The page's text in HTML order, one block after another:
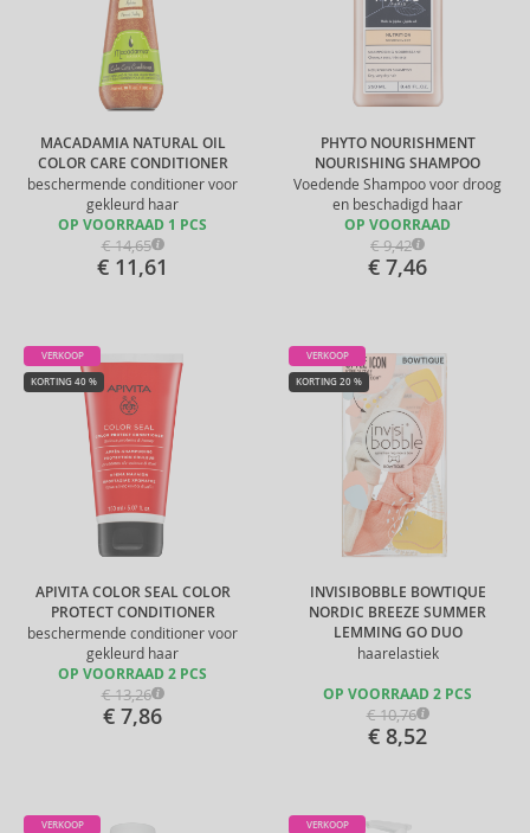
MACADAMIA NATURAL OIL
COLOR CARE CONDITIONER
beschermende conditioner voor
gekleurd haar
OP VOORRAAD 1 PCS
€ 14,65
€ 11,61
PHYTO NOURISHMENT
NOURISHING SHAMPOO
Voedende Shampoo voor droog
en beschadigd haar
OP VOORRAAD
€ 9,42
€ 7,46
APIVITA COLOR SEAL COLOR
PROTECT CONDITIONER
beschermende conditioner voor
gekleurd haar
VERKOOP
KORTING 40 %
OP VOORRAAD 2 PCS
€ 13,26
€ 7,86
INVISIBOBBLE BOWTIQUE
NORDIC BREEZE SUMMER
LEMMING GO DUO
haarelastiek
VERKOOP
KORTING 20 %
OP VOORRAAD 2 PCS
€ 10,76
€ 8,52
VERKOOP VERKOOP